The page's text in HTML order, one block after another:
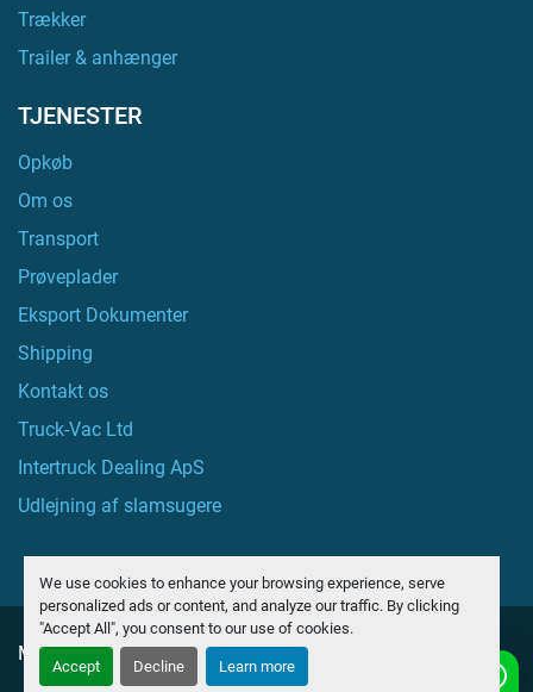
We use cookies to enhance your browsing experience, serve
personalized ads or content, and analyze our traffic. By clicking
"Accept All", you consent to our use of cookies.
Accept Decline Learn more
Trækker
Trailer & anhænger
TJENESTER
Opkøb
Om os
Transport
Prøveplader
Eksport Dokumenter
Shipping
Kontakt os
Truck-Vac Ltd
Intertruck Dealing ApS
Udlejning af slamsugere
Manage Cookies